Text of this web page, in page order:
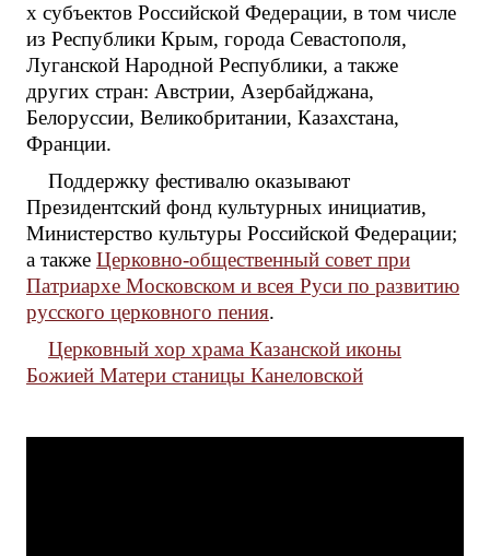
х субъектов Российской Федерации, в том числе
из Республики Крым, города Севастополя,
Луганской Народной Республики, а также
других стран: Австрии, Азербайджана,
Белоруссии, Великобритании, Казахстана,
Франции.
Поддержку фестивалю оказывают
Президентский фонд культурных инициатив,
Министерство культуры Российской Федерации;
а также Церковно-общественный совет при
Патриархе Московском и всея Руси по развитию
русского церковного пения.
Церковный хор храма Казанской иконы
Божией Матери станицы Канеловской